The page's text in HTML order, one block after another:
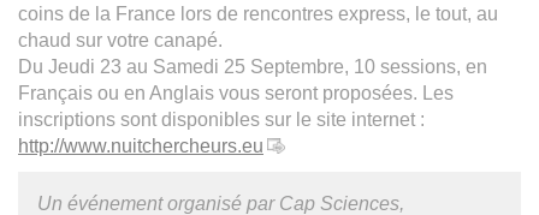
coins de la France lors de rencontres express, le tout, au
chaud sur votre canapé.
Du Jeudi 23 au Samedi 25 Septembre, 10 sessions, en
Français ou en Anglais vous seront proposées. Les
inscriptions sont disponibles sur le site internet :
http://www.nuitchercheurs.eu
Un événement organisé par Cap Sciences,